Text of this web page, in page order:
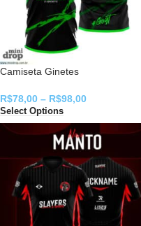
Camiseta Ginetes
R$78,00 – R$98,00
Select Options